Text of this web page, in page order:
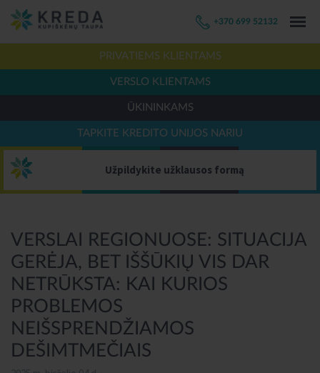
+370 699 52132
PRIVATIEMS KLIENTAMS
VERSLO KLIENTAMS
ŪKININKAMS
TAPKITE KREDITO UNIJOS NARIU
Užpildykite užklausos formą
VERSLAI REGIONUOSE: SITUACIJA
GERĖJA, BET IŠŠŪKIŲ VIS DAR
NETRŪKSTA: KAI KURIOS
PROBLEMOS
NEIŠSPRENDŽIAMOS
DEŠIMTMEČIAIS